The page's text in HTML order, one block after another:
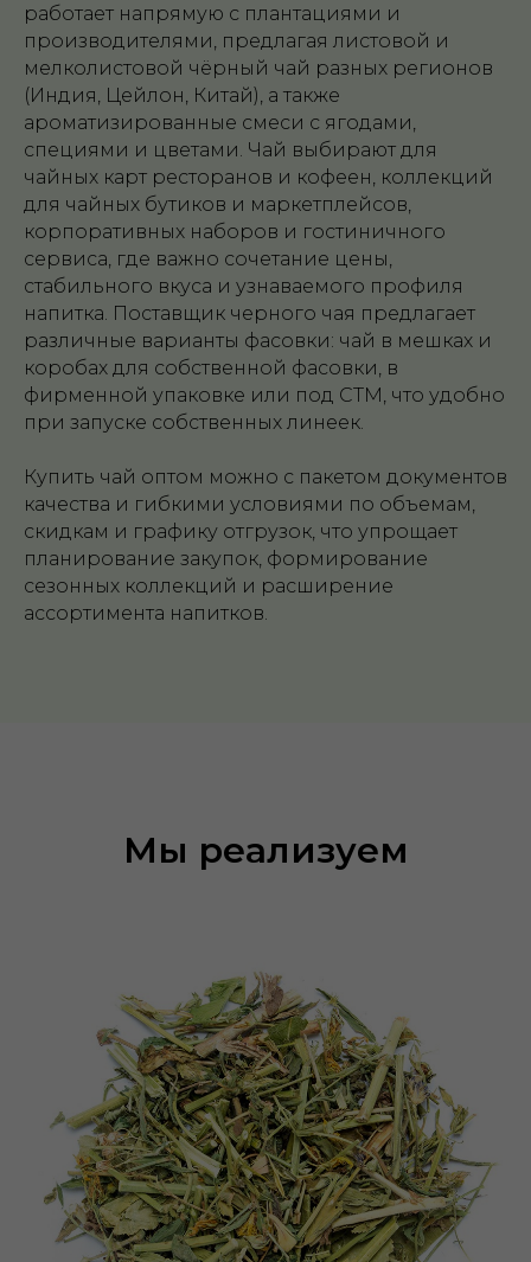
работает напрямую с плантациями и
производителями, предлагая листовой и
мелколистовой чёрный чай разных регионов
(Индия, Цейлон, Китай), а также
ароматизированные смеси с ягодами,
специями и цветами. Чай выбирают для
чайных карт ресторанов и кофеен, коллекций
для чайных бутиков и маркетплейсов,
корпоративных наборов и гостиничного
сервиса, где важно сочетание цены,
стабильного вкуса и узнаваемого профиля
напитка. Поставщик черного чая предлагает
различные варианты фасовки: чай в мешках и
коробах для собственной фасовки, в
фирменной упаковке или под СТМ, что удобно
при запуске собственных линеек.
Купить чай оптом можно с пакетом документов
качества и гибкими условиями по объемам,
скидкам и графику отгрузок, что упрощает
планирование закупок, формирование
сезонных коллекций и расширение
ассортимента напитков.
Мы реализуем